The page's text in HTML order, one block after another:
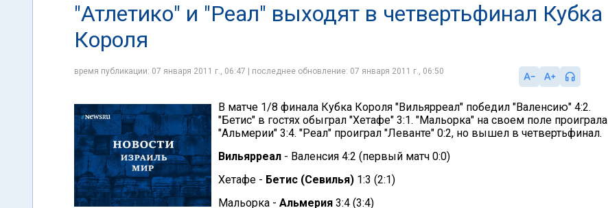
"Атлетико" и "Реал" выходят в четвертьфинал Кубка
Короля
время публикации: 07 января 2011 г., 06:47 | последнее обновление: 07 января 2011 г., 06:50
В матче 1/8 финала Кубка Короля "Вильярреал" победил "Валенсию" 4:2.
"Бетис" в гостях обыграл "Хетафе" 3:1. "Мальорка" на своем поле проиграла
"Альмерии" 3:4. "Реал" проиграл "Леванте" 0:2, но вышел в четвертьфинал.
Вильярреал - Валенсия 4:2 (первый матч 0:0)
Хетафе - Бетис (Севилья) 1:3 (2:1)
Мальорка - Альмерия 3:4 (3:4)